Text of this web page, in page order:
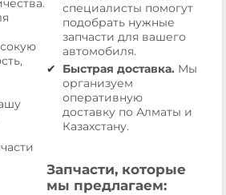
специалисты помогут
подобрать нужные
запчасти для вашего
автомобиля.
Быстрая доставка. Мы
организуем
оперативную
доставку по Алматы и
Казахстану.
Запчасти, которые
мы предлагаем: